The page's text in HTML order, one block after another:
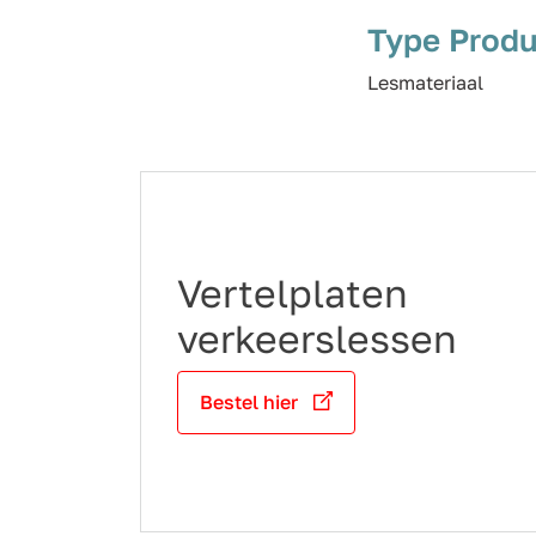
Type
Lesmateriaal
Vertelplaten
verkeerslessen
Bestel hier